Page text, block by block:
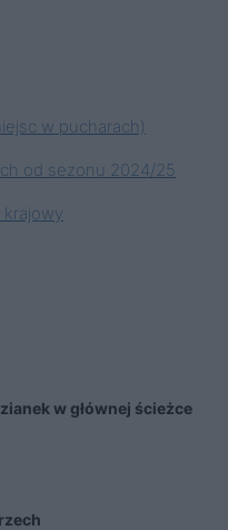
w pucharach)
od sezonu 2024/25
krajowy
w głównej ścieżce